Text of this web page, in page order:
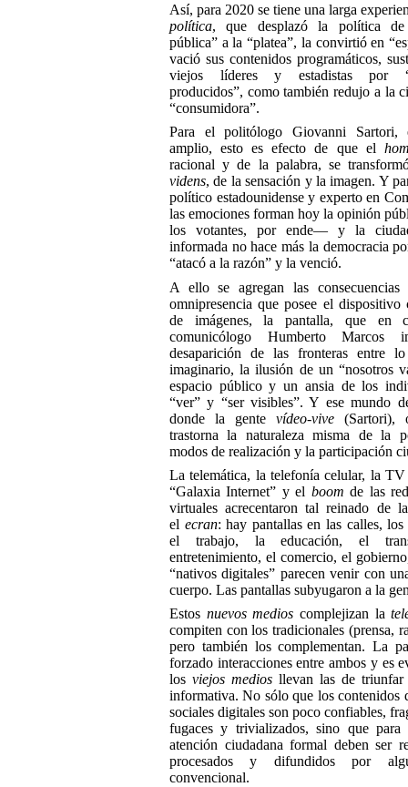
Así, para 2020 se tiene una larga
política, que desplazó la política
pública” a la “platea”, la convirtió en
vació sus contenidos programáticos,
viejos líderes y estadistas por
producidos”, como también redujo a la
“consumidora”.
Para el politólogo Giovanni Sartori,
amplio, esto es efecto de que el
racional y de la palabra, se
videns, de la sensación y la imagen. Y
político estadounidense y experto en
las emociones forman hoy la opinión
los votantes, por ende— y la
informada no hace más la democracia
“atacó a la razón” y la venció.
A ello se agregan las
omnipresencia que posee el dispositivo
de imágenes, la pantalla, que en
comunicólogo Humberto Marcos
desaparición de las fronteras entre
imaginario, la ilusión de un “nosotros
espacio público y un ansia de los
“ver” y “ser visibles”. Y ese mundo
donde la gente vídeo-vive (Sartori),
trastorna la naturaleza misma de la
modos de realización y la participación
La telemática, la telefonía celular, la
“Galaxia Internet” y el boom de las
virtuales acrecentaron tal reinado de
el ecran: hay pantallas en las calles,
el trabajo, la educación, el
entretenimiento, el comercio, el
“nativos digitales” parecen venir con
cuerpo. Las pantallas subyugaron a la
Estos nuevos medios complejizan la
compiten con los tradicionales (prensa,
pero también los complementan. La
forzado interacciones entre ambos y es
los viejos medios llevan las de triunfar
informativa. No sólo que los contenidos
sociales digitales son poco confiables,
fugaces y trivializados, sino que para
atención ciudadana formal deben ser
procesados y difundidos por
convencional.